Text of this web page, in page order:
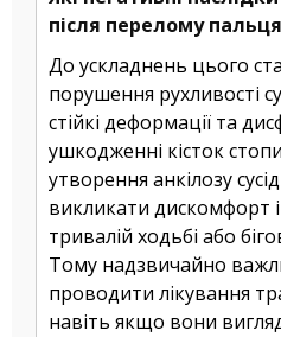
після перелому
До ускладнень цього
порушення рухливості
стійкі деформації та
ушкодженні кісток
утворення анкілозу
викликати дискомфорт
тривалій ходьбі або
Тому надзвичайно
проводити лікування
навіть якщо вони